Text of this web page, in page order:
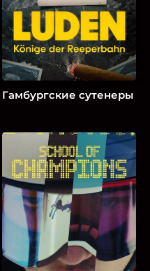
Гамбургские сутенеры